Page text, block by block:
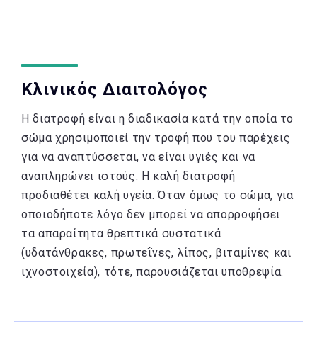
Κλινικός Διαιτολόγος
Η διατροφή είναι η διαδικασία κατά την οποία το
σώμα χρησιμοποιεί την τροφή που του παρέχεις
για να αναπτύσσεται, να είναι υγιές και να
αναπληρώνει ιστούς. Η καλή διατροφή
προδιαθέτει καλή υγεία. Όταν όμως το σώμα, για
οποιοδήποτε λόγο δεν μπορεί να απορροφήσει
τα απαραίτητα θρεπτικά συστατικά
(υδατάνθρακες, πρωτεΐνες, λίπος, βιταμίνες και
ιχνοστοιχεία), τότε, παρουσιάζεται υποθρεψία.